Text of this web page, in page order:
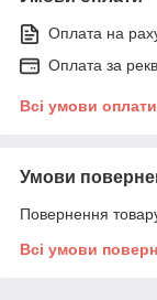
Оплата на
Оплата за
Всі умови оплати
Умови
Повернення
Всі умови